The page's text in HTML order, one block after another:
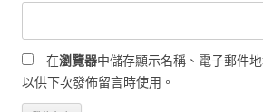
在瀏覽器中儲存顯示名稱、電子郵件
以供下次發佈留言時使用。